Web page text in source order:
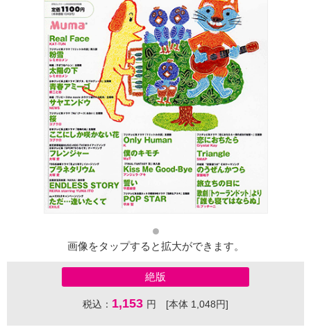
画像をタップすると拡大ができます。
絶版
税込： 1,153 円 [本体 1,048円]